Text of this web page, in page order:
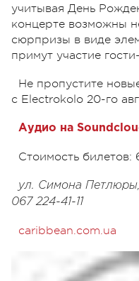
учитывая День
концерте возможны
сюрпризы в виде
примут участие
Не пропустите
с Electrokolo 20-го
Аудио на
Стоимость билетов:
ул. Симона
067 224-41-11
caribbean.com.ua